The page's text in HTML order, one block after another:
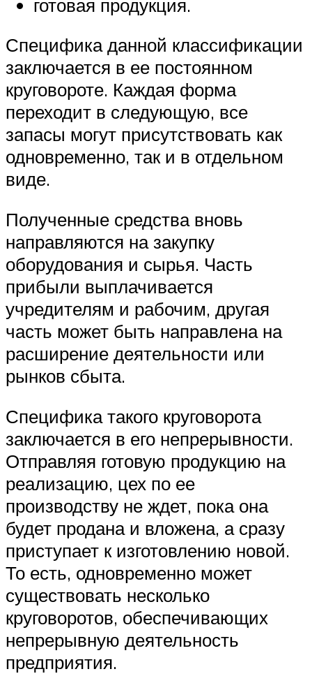
готовая продукция.
Специфика данной классификации
заключается в ее постоянном
круговороте. Каждая форма
переходит в следующую, все
запасы могут присутствовать как
одновременно, так и в отдельном
виде.
Полученные средства вновь
направляются на закупку
оборудования и сырья. Часть
прибыли выплачивается
учредителям и рабочим, другая
часть может быть направлена на
расширение деятельности или
рынков сбыта.
Специфика такого круговорота
заключается в его непрерывности.
Отправляя готовую продукцию на
реализацию, цех по ее
производству не ждет, пока она
будет продана и вложена, а сразу
приступает к изготовлению новой.
То есть, одновременно может
существовать несколько
круговоротов, обеспечивающих
непрерывную деятельность
предприятия.